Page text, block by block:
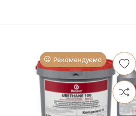
Рекомендуємо